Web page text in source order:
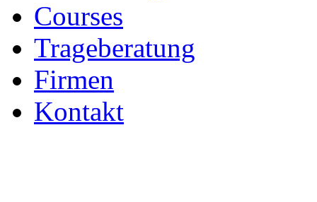
Courses
Trageberatung
Firmen
Kontakt